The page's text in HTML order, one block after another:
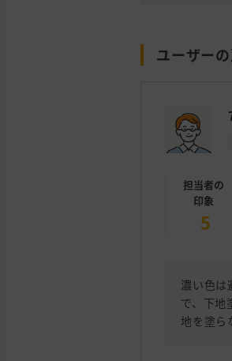
ユーザー
担当者の
印象
5
濃い色は
で、下地
地を塗ら